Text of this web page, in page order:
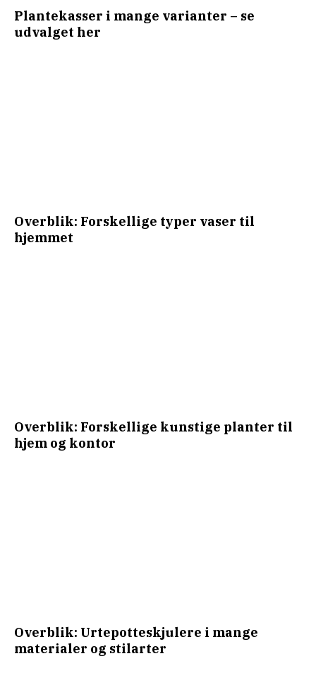
Plantekasser i mange varianter – se
udvalget her
Overblik: Forskellige typer vaser til
hjemmet
Overblik: Forskellige kunstige planter til
hjem og kontor
Overblik: Urtepotteskjulere i mange
materialer og stilarter